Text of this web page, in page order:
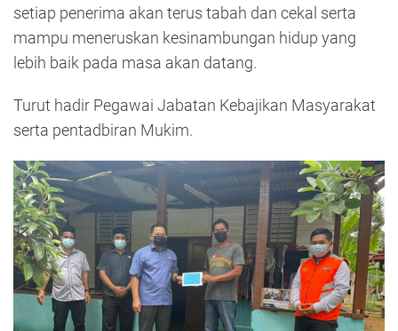
setiap penerima akan terus tabah dan cekal serta
mampu meneruskan kesinambungan hidup yang
lebih baik pada masa akan datang.
Turut hadir Pegawai Jabatan Kebajikan Masyarakat
serta pentadbiran Mukim.